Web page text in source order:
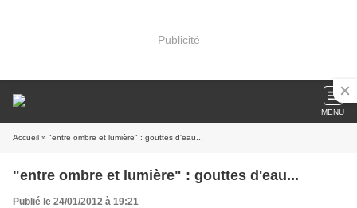
Publicité
MENU
Accueil » "entre ombre et lumière" : gouttes d'eau...
"entre ombre et lumière" : gouttes d'eau...
Publié le 24/01/2012 à 19:21